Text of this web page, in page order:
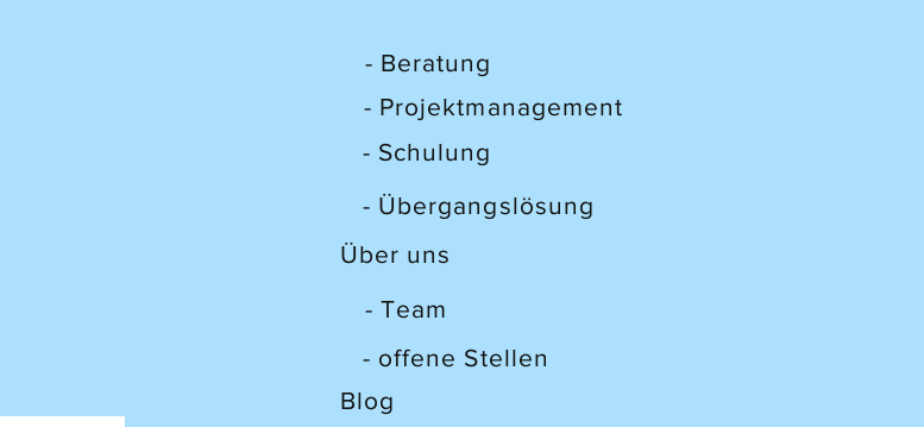
- Beratung
- Projektmanagement
- Schulung
- Übergangslösung
Über uns
- Team
- offene Stellen
Blog